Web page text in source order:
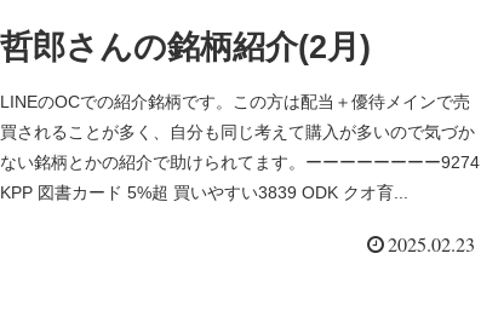
哲郎さんの銘柄紹介(2月)
LINEのOCでの紹介銘柄です。この方は配当＋優待メインで売
買されることが多く、自分も同じ考えて購入が多いので気づか
ない銘柄とかの紹介で助けられてます。ーーーーーーーー9274
KPP 図書カード 5%超 買いやすい3839 ODK クオ育...
2025.02.23